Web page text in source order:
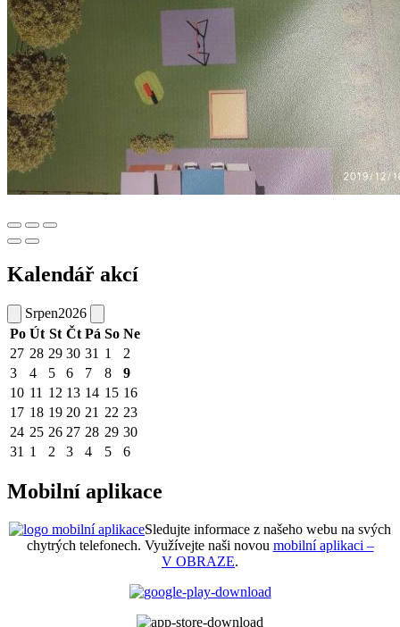
Kalendář akcí
Srpen2026
Po Út St Čt Pá So Ne
27 28 29 30 31 1
2
3
4 5 6 7 8
9
10 11 12 13 14 15 16
17 18 19 20 21 22 23
24 25 26 27 28 29 30
31 1 2 3 4 5 6
Mobilní aplikace
Sledujte informace z našeho webu na svých
chytrých telefonech. Využívejte naši novou mobilní aplikaci –
V OBRAZE.